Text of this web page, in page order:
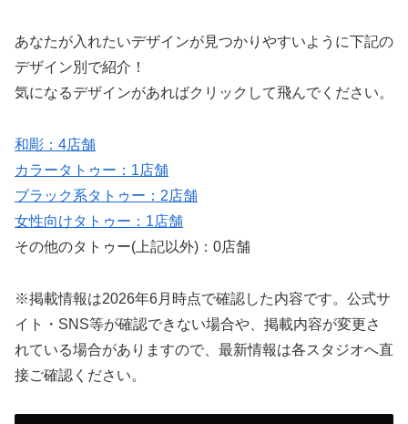
あなたが入れたいデザインが見つかりやすいように下記の
デザイン別で紹介！
気になるデザインがあればクリックして飛んでください。
和彫：4店舗
カラータトゥー：1店舗
ブラック系タトゥー：2店舗
女性向けタトゥー：1店舗
その他のタトゥー(上記以外)：0店舗
※掲載情報は2026年6月時点で確認した内容です。公式サ
イト・SNS等が確認できない場合や、掲載内容が変更さ
れている場合がありますので、最新情報は各スタジオへ直
接ご確認ください。